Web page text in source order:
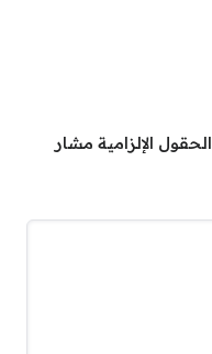
الحقول الإلزامية مشار